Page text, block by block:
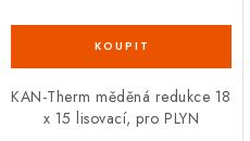
KAN-Therm měděná redukce 18
x 15 lisovací, pro PLYN